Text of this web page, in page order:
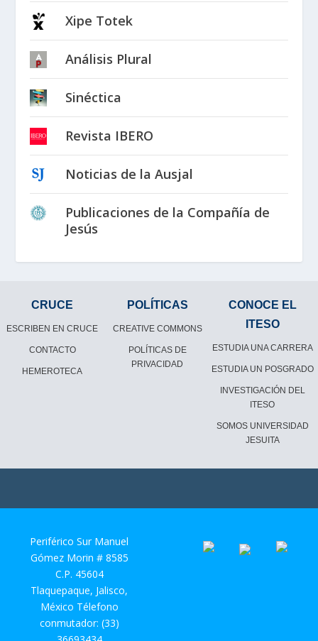
Xipe Totek
Análisis Plural
Sinéctica
Revista IBERO
Noticias de la Ausjal
Publicaciones de la Compañía de
Jesús
CRUCE
ESCRIBEN EN CRUCE
CONTACTO
HEMEROTECA
POLÍTICAS
CREATIVE COMMONS
POLÍTICAS DE
PRIVACIDAD
CONOCE EL
ITESO
ESTUDIA UNA CARRERA
ESTUDIA UN POSGRADO
INVESTIGACIÓN DEL
ITESO
SOMOS UNIVERSIDAD
JESUITA
Periférico Sur Manuel
Gómez Morin # 8585
C.P. 45604
Tlaquepaque, Jalisco,
México Télefono
conmutador: (33)